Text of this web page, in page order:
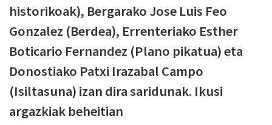
historikoak), Bergarako Jose Luis Feo
Gonzalez (Berdea), Errenteriako Esther
Boticario Fernandez (Plano pikatua) eta
Donostiako Patxi Irazabal Campo
(Isiltasuna) izan dira saridunak. Ikusi
argazkiak beheitian